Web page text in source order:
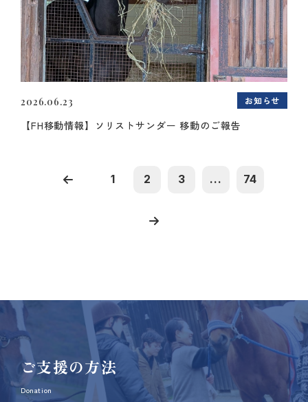
2026.06.23 お知らせ
【FH移動情報】ソリストサンダー 移動のご報告
1 2 3 ... 74
ご支援の方法
Donation